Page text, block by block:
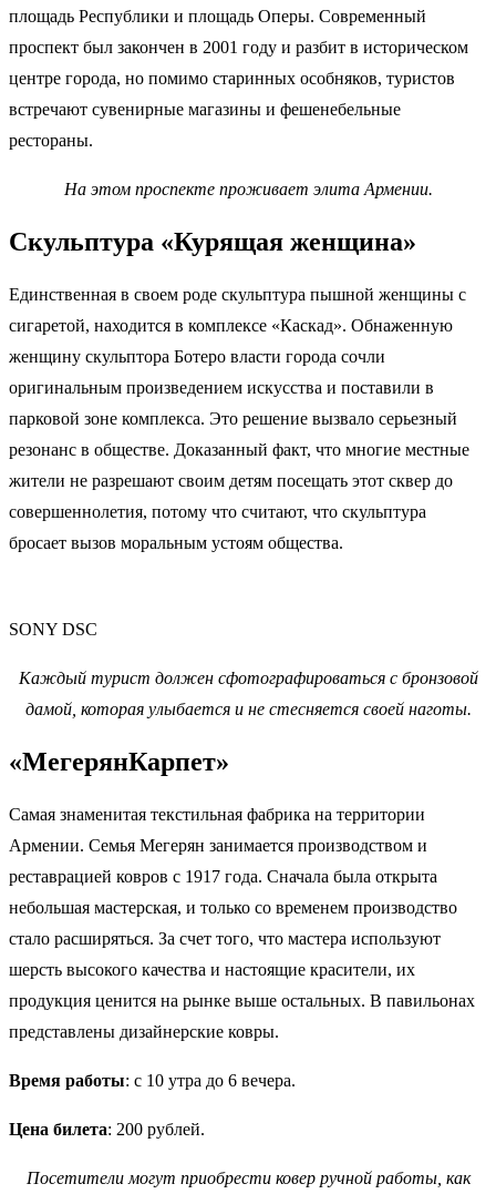
площадь Республики и площадь Оперы. Современный
проспект был закончен в 2001 году и разбит в историческом
центре города, но помимо старинных особняков, туристов
встречают сувенирные магазины и фешенебельные
рестораны.
На этом проспекте проживает элита Армении.
Скульптура «Курящая женщина»
Единственная в своем роде скульптура пышной женщины с
сигаретой, находится в комплексе «Каскад». Обнаженную
женщину скульптора Ботеро власти города сочли
оригинальным произведением искусства и поставили в
парковой зоне комплекса. Это решение вызвало серьезный
резонанс в обществе. Доказанный факт, что многие местные
жители не разрешают своим детям посещать этот сквер до
совершеннолетия, потому что считают, что скульптура
бросает вызов моральным устоям общества.
SONY DSC
Каждый турист должен сфотографироваться с бронзовой
дамой, которая улыбается и не стесняется своей наготы.
«МегерянКарпет»
Самая знаменитая текстильная фабрика на территории
Армении. Семья Мегерян занимается производством и
реставрацией ковров с 1917 года. Сначала была открыта
небольшая мастерская, и только со временем производство
стало расширяться. За счет того, что мастера используют
шерсть высокого качества и настоящие красители, их
продукция ценится на рынке выше остальных. В павильонах
представлены дизайнерские ковры.
Время работы: с 10 утра до 6 вечера.
Цена билета: 200 рублей.
Посетители могут приобрести ковер ручной работы, как